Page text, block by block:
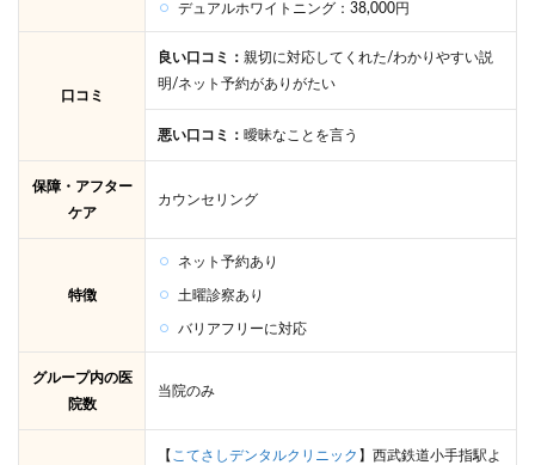
デュアルホワイトニング：38,000円
口コミ
良い口コミ： 親切に対応してくれた/わかりやすい説
明/ネット予約がありがたい
悪い口コミ： 曖昧なことを言う
保障・アフター
ケア
カウンセリング
特徴
ネット予約あり
土曜診察あり
バリアフリーに対応
グループ内の医
院数
当院のみ
【 こてさしデンタルクリニック 】西武鉄道小手指駅よ